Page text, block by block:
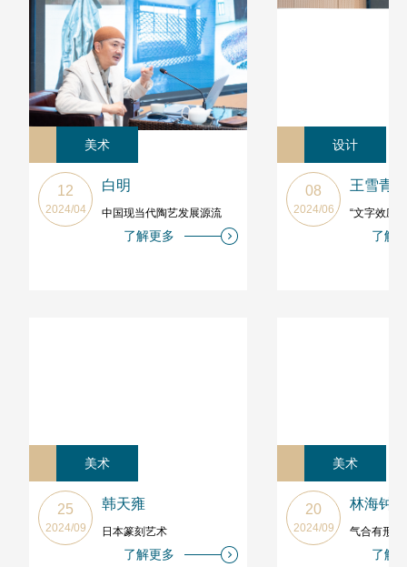
美术
12
2024/04
白明
中国现当代陶艺发展源流
了解更多
设计
08
2024/06
王雪青
“文字效应”
了解
美术
25
2024/09
韩天雍
日本篆刻艺术
了解更多
美术
20
2024/09
林海钟
气合有形
了解